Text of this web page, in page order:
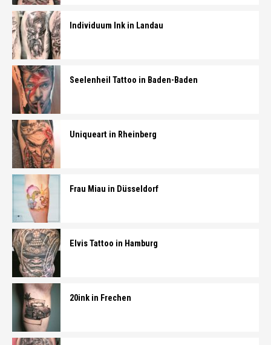
Individuum Ink in Landau
Seelenheil Tattoo in Baden-Baden
Uniqueart in Rheinberg
Frau Miau in Düsseldorf
Elvis Tattoo in Hamburg
20ink in Frechen